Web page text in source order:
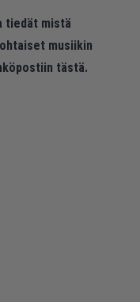
tiedät mistä
musiikin
tästä.